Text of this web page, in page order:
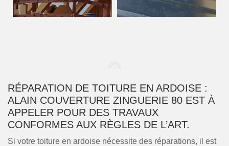
RÉPARATION DE TOITURE EN ARDOISE :
ALAIN COUVERTURE ZINGUERIE 80 EST À
APPELER POUR DES TRAVAUX
CONFORMES AUX RÈGLES DE L’ART.
Si votre toiture en ardoise nécessite des réparations, il est